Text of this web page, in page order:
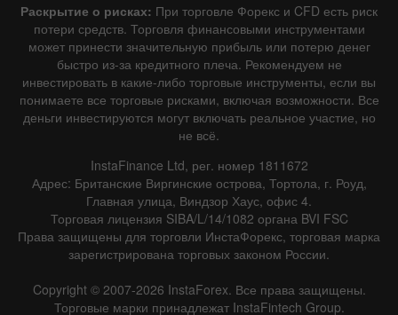
Раскрытие о рисках: При торговле Форекс и CFD есть риск
потери средств. Торговля финансовыми инструментами
может принести значительную прибыль или потерю денег
быстро из-за кредитного плеча. Рекомендуем не
инвестировать в какие-либо торговые инструменты, если вы
понимаете все торговые рисками, включая возможности. Все
деньги инвестируются могут включать реальное участие, но
не всё.
InstaFinance Ltd, рег. номер 1811672
Адрес: Британские Виргинские острова, Тортола, г. Роуд,
Главная улица, Виндзор Хаус, офис 4.
Торговая лицензия SIBA/L/14/1082 органа BVI FSC
Права защищены для торговли ИнстаФорекс, торговая марка
зарегистрирована торговых законом России.
Copyright © 2007-2026 InstaForex. Все права защищены.
Торговые марки принадлежат InstaFintech Group.